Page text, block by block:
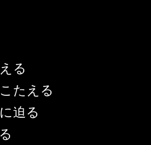
る
たえる
迫る